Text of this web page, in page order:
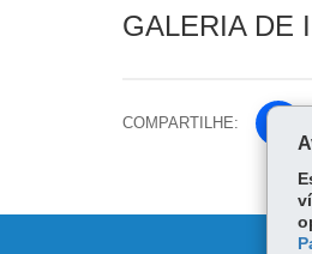
GALERIA DE
COMPARTILHE: